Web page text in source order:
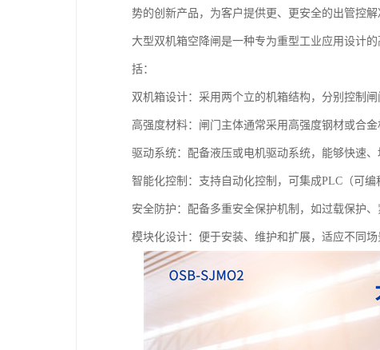
势的创新产品，为客户提供更、更安全的出管控解
大型双机箱空降闸是一种专为重型工业应用设计
括：
双机箱设计：采用两个立的机箱结构，分别控制
高强度材料：闸门主体通常采用高强度钢材或合
驱动系统：配备液压或电机驱动系统，能够快速
智能化控制：支持自动化控制，可集成PLC（可
安全防护：配备多重安全保护机制，如过载保护
模块化设计：便于安装、维护和扩展，适应不同场